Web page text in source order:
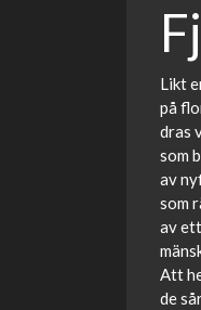
Likt
på
dras
som
av
som
av
Att
de